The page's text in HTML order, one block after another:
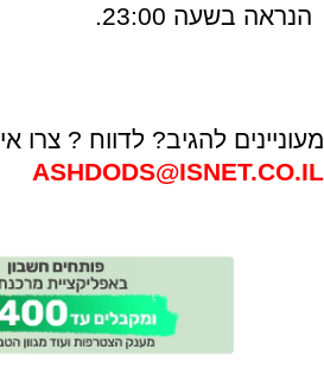
הנראה בשעה 23:00.
מעוניינים להגיב? לדווח ? צרו
ASHDODS@ISNET.CO.IL